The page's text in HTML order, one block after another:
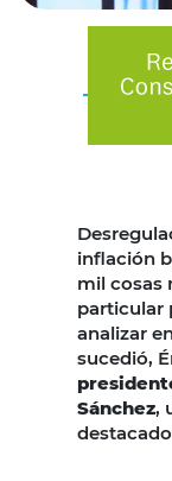
inflación
mil cosas
particular
analizar
sucedió,
Sánchez,